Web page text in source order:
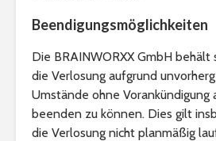
Beendigungsmöglichkeiten
Die BRAINWORXX GmbH behält
die Verlosung aufgrund
Umstände ohne Vorankündigung
beenden zu können. Dies gilt
die Verlosung nicht planmäßig